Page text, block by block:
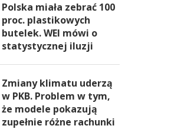
Polska miała zebrać 100
proc. plastikowych
butelek. WEI mówi o
statystycznej iluzji
Zmiany klimatu uderzą
w PKB. Problem w tym,
że modele pokazują
zupełnie różne rachunki